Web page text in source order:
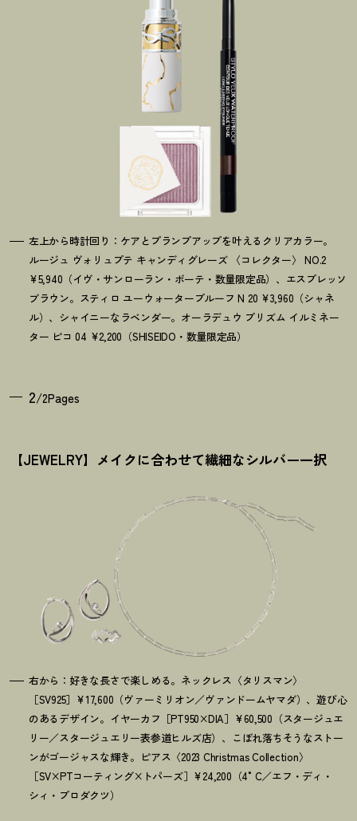
左上から時計回り：ケアとプランプアップを叶えるクリアカラー。
ルージュ ヴォリュプテ キャンディグレーズ 〈コレクター〉 NO.2
¥5,940（イヴ・サンローラン・ボーテ・数量限定品）、エスプレッソ
ブラウン。スティロ ユーウォータープルーフ N 20 ¥3,960（シャネ
ル）、シャイニーなラベンダー。オーラデュウ プリズム イルミネー
ター ピコ 04 ¥2,200（SHISEIDO・数量限定品）
2/2Pages
【JEWELRY】メイクに合わせて繊細なシルバー一択
右から：好きな長さで楽しめる。ネックレス〈タリスマン〉
［SV925］¥17,600（ヴァーミリオン／ヴァンドームヤマダ）、遊び心
のあるデザイン。イヤーカフ［PT950×DIA］¥60,500（スタージュエ
リー／スタージュエリー表参道ヒルズ店）、こぼれ落ちそうなストー
ンがゴージャスな輝き。ピアス〈2023 Christmas Collection〉
［SV×PTコーティング×トパーズ］¥24,200（4°C／エフ・ディ・
シィ・プロダクツ）